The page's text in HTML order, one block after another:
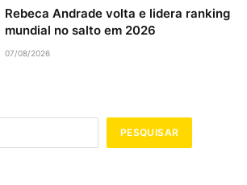
Rebeca Andrade volta e lidera ranking
mundial no salto em 2026
07/08/2026
PESQUISAR